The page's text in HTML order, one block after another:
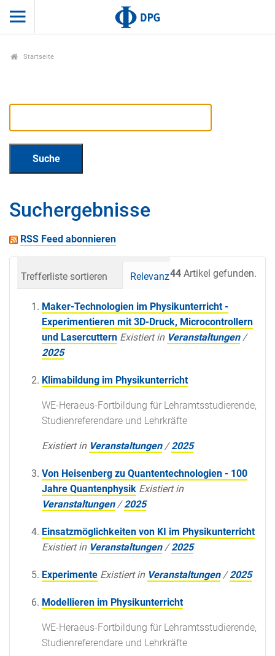
Startseite
Suchergebnisse
RSS Feed abonnieren
44 Artikel gefunden.
Trefferliste sortieren Relevanz Datum
Maker-Technologien im Physikunterricht -
Experimentieren mit 3D-Druck, Microcontrollern
und Lasercuttern Existiert in Veranstaltungen /
2025
Klimabildung im Physikunterricht
WE-Heraeus-Fortbildung für Lehramtsstudierende,
Studienreferendare und Lehrkräfte
Existiert in Veranstaltungen /2025
Von Heisenberg zu Quantentechnologien - 100
Jahre Quantenphysik Existiert in
Veranstaltungen /2025
Einsatzmöglichkeiten von KI im Physikunterricht
Existiert in Veranstaltungen /2025
Experimente Existiert in Veranstaltungen /2025
Modellieren im Physikunterricht
WE-Heraeus-Fortbildung für Lehramtsstudierende,
Studienreferendare und Lehrkräfte